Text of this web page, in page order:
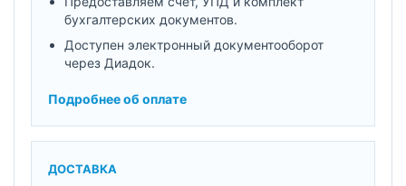
бухгалтерских документов.
Доступен электронный документооборот
через Диадок.
Подробнее об оплате
ДОСТАВКА